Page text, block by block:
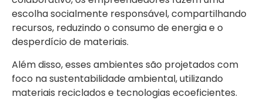
escolha socialmente responsável, compartilhando
recursos, reduzindo o consumo de energia e o
desperdício de materiais.
Além disso, esses ambientes são projetados com
foco na sustentabilidade ambiental, utilizando
materiais reciclados e tecnologias ecoeficientes.